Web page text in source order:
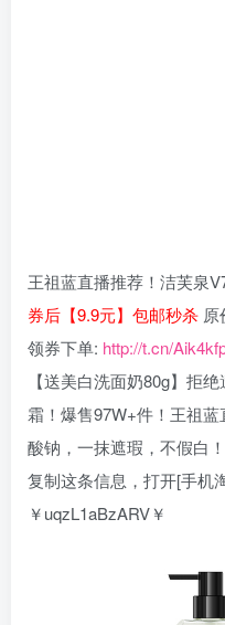
王祖蓝直播推荐！洁芙泉
券后【9.9元】包邮秒杀 原
领券下单: http://t.cn/
【送美白洗面奶80g】拒
霜！爆售97W+件！王祖
酸钠，一抹遮瑕，不假白
复制这条信息，打开[手机
￥uqzL1aBzARV￥